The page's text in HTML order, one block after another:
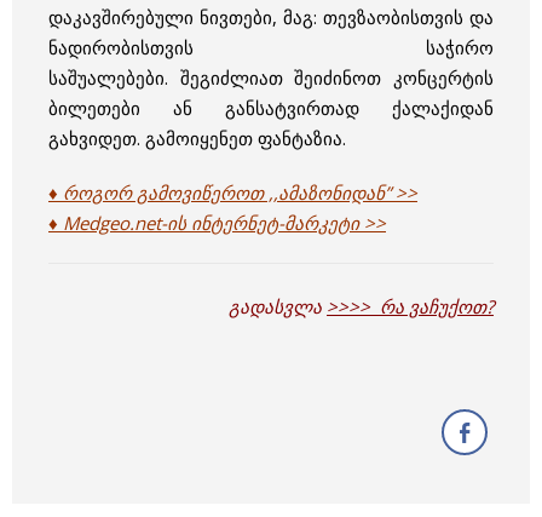
დაკავშირებული ნივთები, მაგ: თევზაობისთვის და
ნადირობისთვის საჭირო
საშუალებები. შეგიძლიათ შეიძინოთ კონცერტის
ბილეთები ან განსატვირთად ქალაქიდან
გახვიდეთ. გამოიყენეთ ფანტაზია.
♦ როგორ გამოვიწეროთ ,,ამაზონიდან” >>
♦ Medgeo.net-ის ინტერნეტ-მარკეტი >>
გადასვლა >>>> რა ვაჩუქოთ?